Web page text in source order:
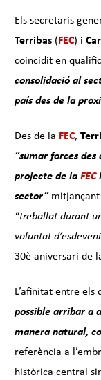
Els secretaris
Terribas (FEC) i
coincidit en
consolidació al
país des de la
Des de la FEC,
“sumar forces
projecte de laFEC
sector”mitjançant
“treballat durant
voluntat
30è aniversari de
L’afinitat entre els
possible arribar a
manera natural,
referència a
històrica central